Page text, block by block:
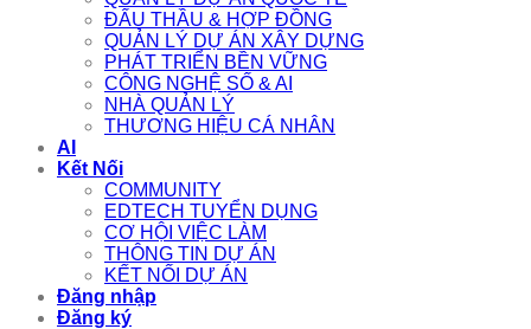
ĐẤU THẦU & HỢP ĐỒNG
QUẢN LÝ DỰ ÁN XÂY DỰNG
PHÁT TRIỂN BỀN VỮNG
CÔNG NGHỆ SỐ & AI
NHÀ QUẢN LÝ
THƯƠNG HIỆU CÁ NHÂN
AI
Kết Nối
COMMUNITY
EDTECH TUYỂN DỤNG
CƠ HỘI VIỆC LÀM
THÔNG TIN DỰ ÁN
KẾT NỐI DỰ ÁN
Đăng nhập
Đăng ký